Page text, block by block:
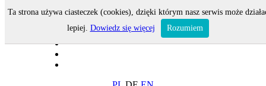
Ta strona używa ciasteczek (cookies), dzięki którym nasz serwis może
lepiej. Dowiedz się więcej Rozumiem